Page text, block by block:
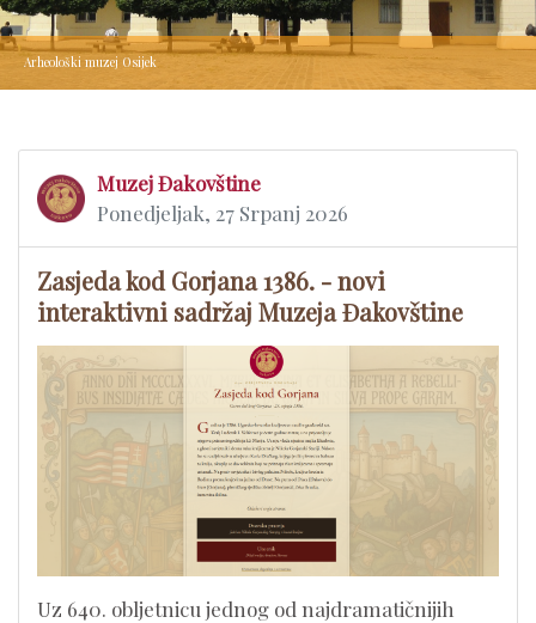
Arheološki muzej Osijek
Muzej Đakovštine
Ponedjeljak, 27 Srpanj 2026
Zasjeda kod Gorjana 1386. - novi
interaktivni sadržaj Muzeja Đakovštine
Uz 640. obljetnicu jednog od najdramatičnijih